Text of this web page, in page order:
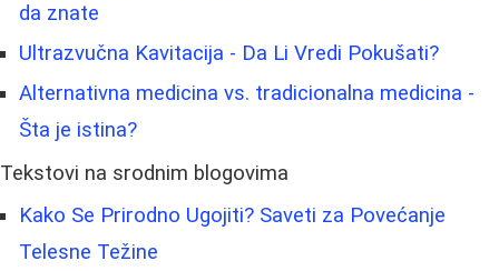
da znate
Ultrazvučna Kavitacija - Da Li Vredi Pokušati?
Alternativna medicina vs. tradicionalna medicina -
Šta je istina?
Tekstovi na srodnim blogovima
Kako Se Prirodno Ugojiti? Saveti za Povećanje
Telesne Težine